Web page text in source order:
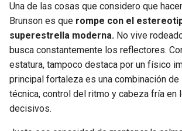
Una de las cosas que considero que
Brunson es que rompe con el
superestrella moderna. No vive
busca constantemente los reflectores.
estatura, tampoco destaca por un físico
principal fortaleza es una combinación de
técnica, control del ritmo y cabeza fría en
decisivos.